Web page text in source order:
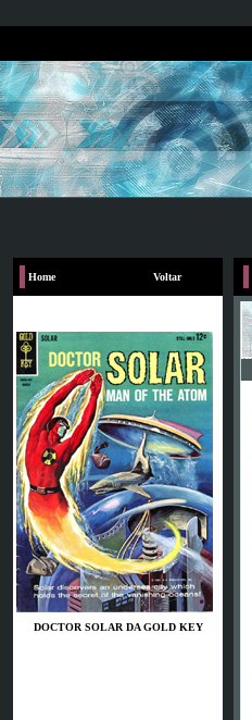
Home Voltar
DOCTOR SOLAR DA GOLD KEY